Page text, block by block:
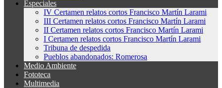
Especiales
IV Certamen relatos cortos Francisco Martín Larami
III Certamen relatos cortos Francisco Martín Larami
II Certamen relatos cortos Francisco Martín Larami
I Certamen relatos cortos Francisco Martín Larami
Tribuna de despedida
Pueblos abandonados: Romerosa
Medio Ambiente
Fototeca
Multimedia